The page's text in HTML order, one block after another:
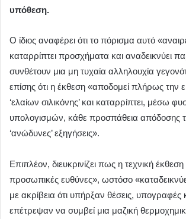
υπόθεση.
Ο ίδιος αναφέρει ότι το πόρισμα αυτό
καταρρίπτει προσχήματα και αναδεικνύει
συνθέτουν μια μη τυχαία αλληλουχία
επίσης ότι η έκθεση «αποδομεί πλήρως την
‘ελαίων σιλικόνης’ και καταρρίπτει, μέσω
υπολογισμών, κάθε προσπάθεια απόδοσης
‘ανώδυνες’ εξηγήσεις».
Επιπλέον, διευκρινίζει πως η τεχνική
προσωπικές ευθύνες», ωστόσο
με ακρίβεια ότι υπήρξαν θέσεις, υπογραφές
επέτρεψαν να συμβεί μια μαζική